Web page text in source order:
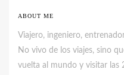
ABOUT ME
Viajero, ingeniero,
No vivo de los viajes, sino
vuelta al mundo y visitar las